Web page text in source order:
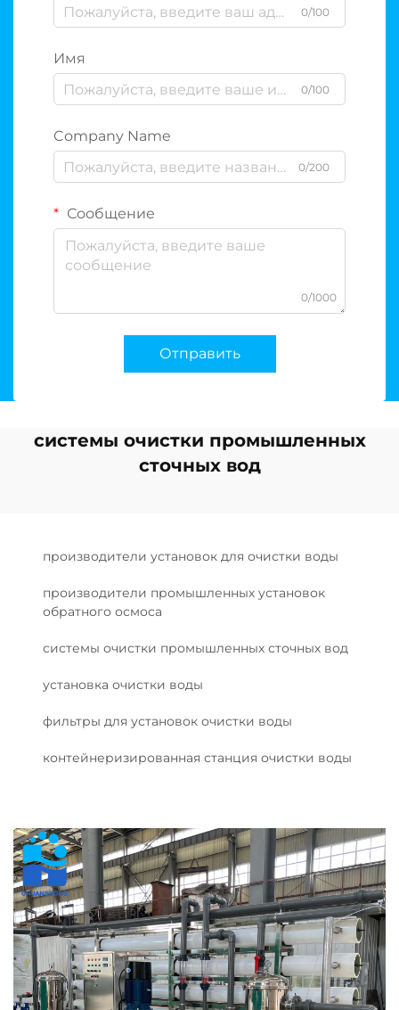
0/100
Имя
0/100
Company Name
0/200
Сообщение
0/1000
Отправить
системы очистки промышленных
сточных вод
производители установок для очистки воды
производители промышленных установок
обратного осмоса
системы очистки промышленных сточных вод
установка очистки воды
фильтры для установок очистки воды
контейнеризированная станция очистки воды